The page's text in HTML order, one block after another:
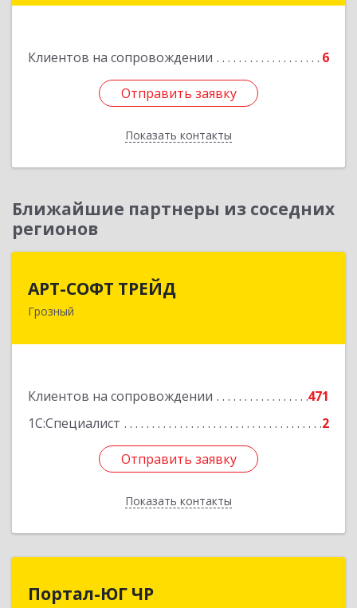
Клиентов на сопровождении 6
Отправить заявку
Показать контакты
Отправить заявку
Назад
Ближайшие партнеры из соседних
регионов
АРТ-СОФТ ТРЕЙД
Грозный
Клиентов на сопровождении
471
1С:Специалист
2
Отправить заявку
Показать контакты
364013, Чеченская Респ, Грозный г, Полярников
Отправить заявку
Назад
Портал-ЮГ ЧР